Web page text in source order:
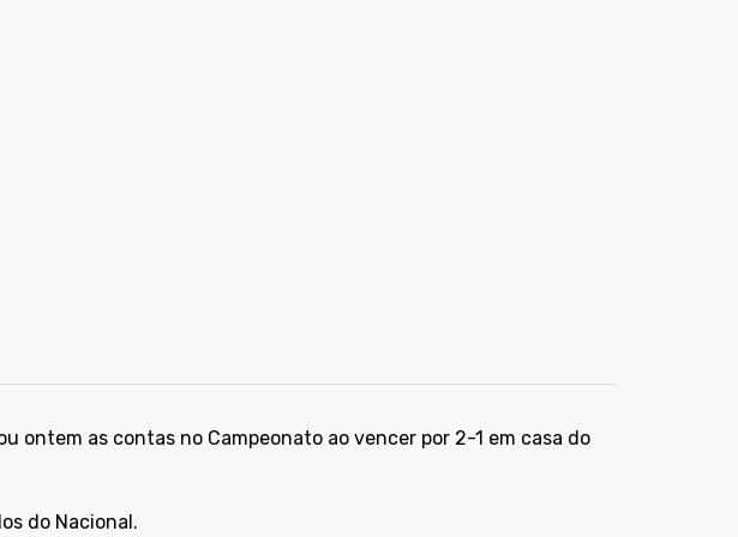
ontem as contas no Campeonato ao vencer por 2-1 em casa do
do Nacional.